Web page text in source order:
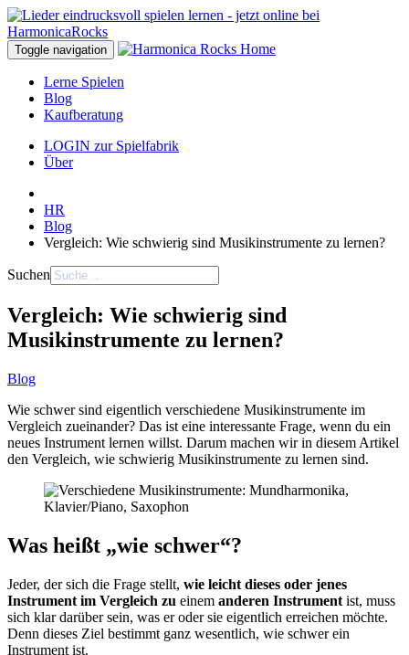
Toggle navigation
Lerne Spielen
Blog
Kaufberatung
LOGIN zur Spielfabrik
Über
HR
Blog
Vergleich: Wie schwierig sind Musikinstrumente zu lernen?
Suchen
Vergleich: Wie schwierig sind
Musikinstrumente zu lernen?
Blog
Wie schwer sind eigentlich verschiedene Musikinstrumente im
Vergleich zueinander? Das ist eine interessante Frage, wenn du ein
neues Instrument lernen willst. Darum machen wir in diesem Artikel
den Vergleich, wie schwierig Musikinstrumente zu lernen sind.
Was heißt „wie schwer“?
Jeder, der sich die Frage stellt, wie leicht dieses oder jenes
Instrument im Vergleich zu einem anderen Instrument ist, muss
sich klar darüber sein, was er oder sie eigentlich erreichen möchte.
Denn dieses Ziel bestimmt ganz wesentlich, wie schwer ein
Instrument ist.